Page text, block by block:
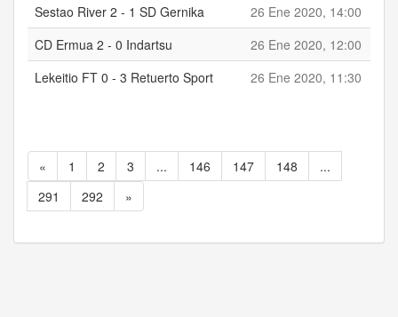
Sestao River 2 - 1 SD Gernika
26 Ene 2020, 14:00
CD Ermua 2 - 0 Indartsu
26 Ene 2020, 12:00
Lekeitio FT 0 - 3 Retuerto Sport
26 Ene 2020, 11:30
« 1 2 3 ... 146 147 148
...
291
292 »